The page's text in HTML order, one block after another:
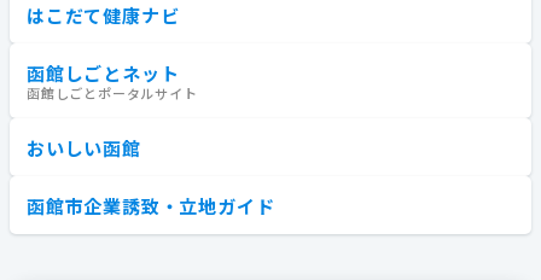
はこだて健康ナビ
函館しごとネット
函館しごとポータルサイト
おいしい函館
函館市企業誘致・立地ガイド